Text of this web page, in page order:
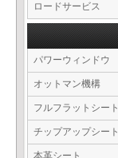
ロードサービス
パワーウィンドウ
オットマン機構
フルフラットシート
チップアップシート
本革シート